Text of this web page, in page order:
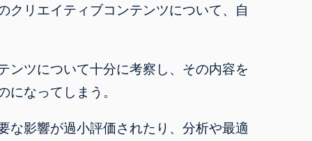
クリエイティブコンテンツについて、自
ンツについて十分に考察し、その内容を
になってしまう。
な影響が過小評価されたり、分析や最適